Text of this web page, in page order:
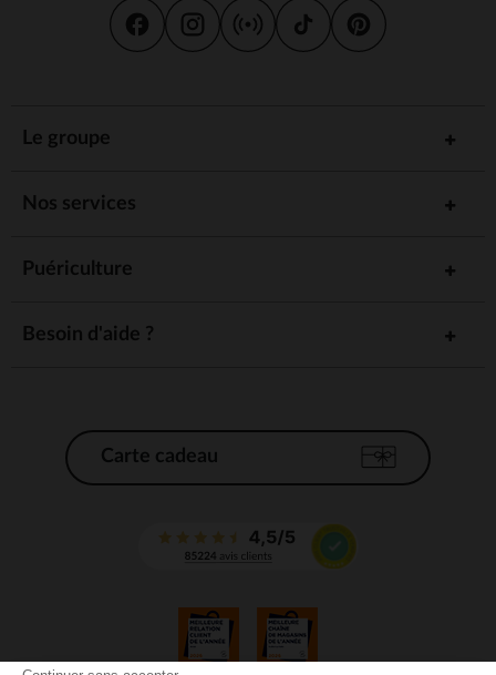
Le groupe
Nos services
Puériculture
Besoin d'aide ?
Carte cadeau